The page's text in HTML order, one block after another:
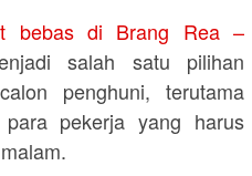
bebas di Brang Rea –
salah satu pilihan
penghuni, terutama
pekerja yang harus